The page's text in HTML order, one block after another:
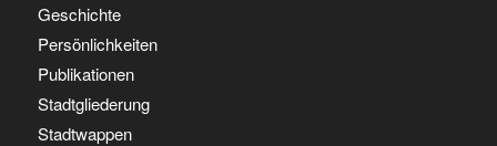
Geschichte
Persönlichkeiten
Publikationen
Stadtgliederung
Stadtwappen